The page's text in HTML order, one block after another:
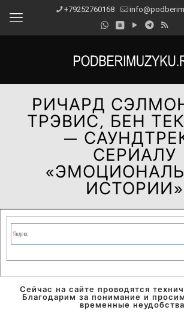
+79252760168
РИЧАРД
ТРЭВИС, БЕН
—
СЕРИАЛУ
ИСТОРИИ»
Сейчас на сайте проводятся
Благодарим за понимание и
временные